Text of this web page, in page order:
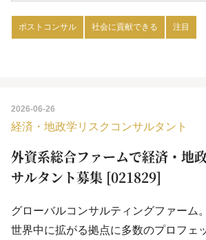
ポストコンサル 社会に貢献できる 注目
2026-06-26
経済・地政学リスクコンサルタント
外資系総合ファームで経済・地
サルタント募集 [021829]
グローバルコンサルティングファーム。
世界中に拡がる拠点に多数のプロフェ